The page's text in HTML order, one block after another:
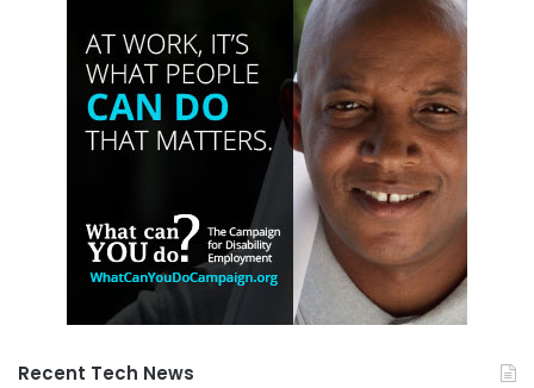
Recent Tech News